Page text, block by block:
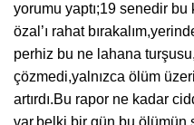
yorumu yaptı;19 senedir bu
özal’ı rahat
perhiz bu ne lahana
çözmedi,yalnızca ölüm
artırdı.Bu rapor ne kadar